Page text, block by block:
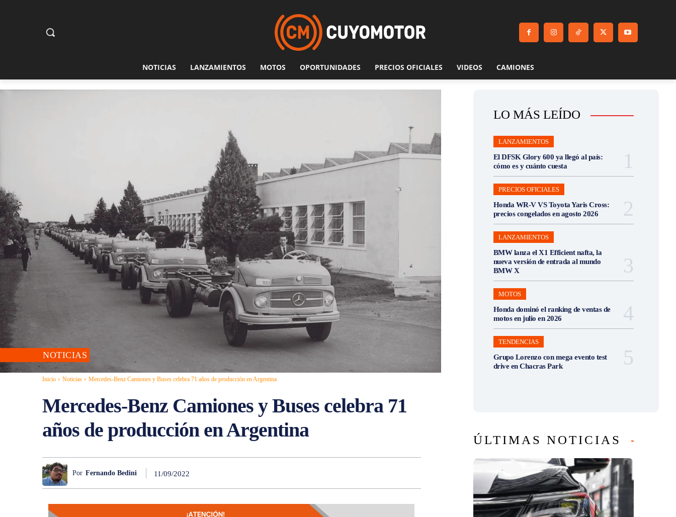
NOTICIAS LANZAMIENTOS MOTOS OPORTUNIDADES PRECIOS OFICIALES VIDEOS CAMIONES
NOTICIAS
Inicio Noticias Mercedes-Benz Camiones y Buses celebra 71 años de producción en Argentina
Mercedes-Benz Camiones y Buses celebra 71
años de producción en Argentina
Por Fernando Bedini 11/09/2022
LO MÁS LEÍDO
LANZAMIENTOS
El DFSK Glory 600 ya llegó al país:
cómo es y cuánto cuesta
PRECIOS OFICIALES
Honda WR-V VS Toyota Yaris Cross:
precios congelados en agosto 2026
LANZAMIENTOS
BMW lanza el X1 Efficient nafta, la
nueva versión de entrada al mundo
BMW X
MOTOS
Honda dominó el ranking de ventas de
motos en julio en 2026
TENDENCIAS
Grupo Lorenzo con mega evento test
drive en Chacras Park
ÚLTIMAS NOTICIAS